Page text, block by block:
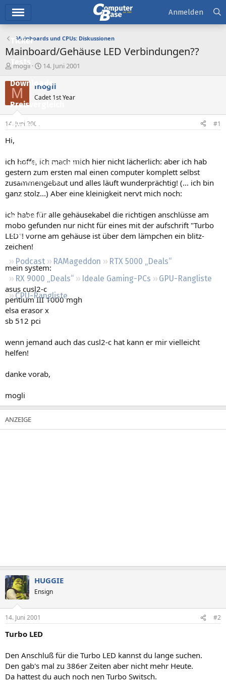
Ticker
Tests
Downloads
Preisvergleich
Forum
Aktuelles
Empfohlene Inhalte
Neue Beiträge
Neueste Aktivitäten
Leserartikel
Regeln
Podcast RAMageddon
RTX 5000 „Deals“
RX 9000 „Deals“
Ideale Gaming-PCs
GPU-Rangliste
CPU-Rangliste
Anmelden
Mainboards und CPUs: Diskussionen
Mainboard/Gehäuse LED Verbindungen??
E
s
t
e
e
mogli
E
s
t
e
t
14. Juni 2001
M mogli
Cadet 1st Year
14. Juni 2001 #1
Hi,
ich hoffe, ich mach mich hier nicht lächerlich: aber ich hab
gestern zum ersten mal einen computer komplett selbst
zusammengebaut und alles läuft wunderprächtig! (... ich bin
ganz stolz...) Aber eine kleinigkeit nervt mich noch:
ich habe für alle gehäusekabel die richtigen anschlüsse am
mobo gefunden nur nicht für eines mit der aufschrift "Turbo
LED"! vorne am gehäuse ist über dem lämpchen ein blitz-
zeichen!
mein system:
asus cusl2-c
pentium III 1000 mgh
elsa erasor x
sb 512 pci
wenn jemand auch das cusl2-c hat kann er mir vielleicht
helfen!
danke vorab,
mogli
HUGGIE
Ensign
14. Juni 2001 #2
Turbo LED
Den Anschluß für die Turbo LED kannst du lange suchen.
Den gab's mal zu 386er Zeiten aber nicht mehr Heute.
Da hattest du auch noch nen Turbo Switsch.